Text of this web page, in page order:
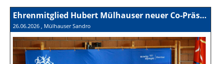
Ehrenmitglied Hubert Mülhauser neuer Co-Präsident der SUS
26.06.2026 , Mülhauser Sandro